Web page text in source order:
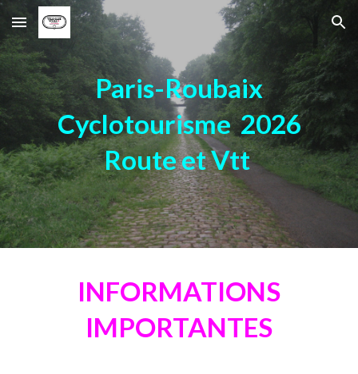
Skip to main content Skip to navigation
Paris-Roubaix
Cyclotourisme 2026
Route et Vtt
INFORMATIONS
IMPORTANTES